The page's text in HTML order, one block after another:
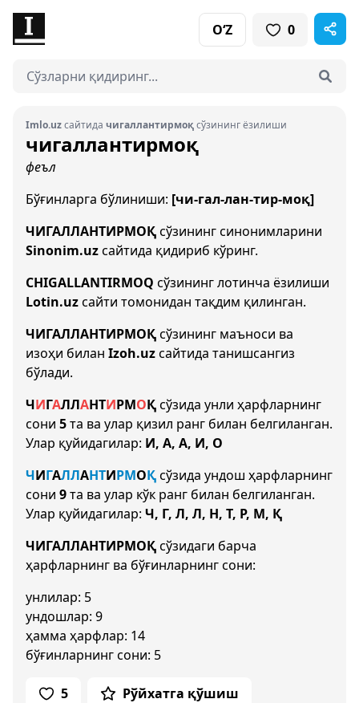
O‘Z 0
Imlo.uzсайтида чигаллантирмоқсўзининг ёзилиши
чигаллантирмоқ
феъл
Бўғинларга бўлиниши: [чи-гал-лан-тир-моқ]
ЧИГАЛЛАНТИРМОҚсўзининг синонимларини
Sinonim.uzсайтида қидириб кўринг.
CHIGALLANTIRMOQ сўзининг лотинча ёзилиши
Lotin.uzсайти томонидан тақдим қилинган.
ЧИГАЛЛАНТИРМОҚсўзининг маъноси ва
изоҳи билан Izoh.uzсайтида танишсангиз
бўлади.
ЧИГАЛЛАНТИРМОҚсўзида унли ҳарфларнинг
сони 5та ва улар қизил ранг билан белгиланган.
Улар қуйидагилар: И, А, А, И, О
ЧИГАЛЛАНТИРМОҚсўзида ундош ҳарфларнинг
сони 9та ва улар кўк ранг билан белгиланган.
Улар қуйидагилар: Ч, Г, Л, Л, Н, Т, Р, М, Қ
ЧИГАЛЛАНТИРМОҚсўзидаги барча
ҳарфларнинг ва бўғинларнинг сони:
унлилар: 5
ундошлар: 9
ҳамма ҳарфлар: 14
бўғинларнинг сони: 5
5 Рўйхатга қўшиш